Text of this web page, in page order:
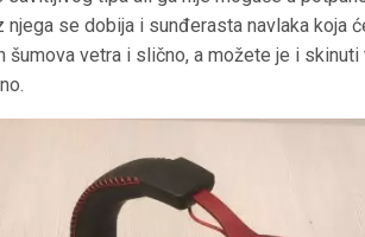
njega se dobija i sunđerasta navlaka koja
vetra i slično, a možete je i